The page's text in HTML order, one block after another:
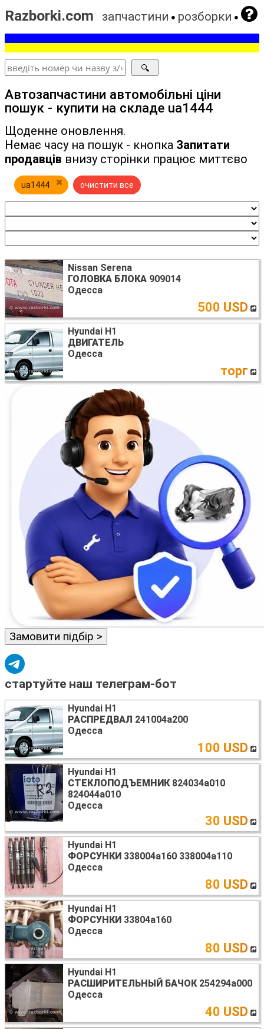
Razborki.com запчастини розборки
Автозапчастини автомобільні ціни
пошук - купити на складе ua1444
Щоденне оновлення.
Немає часу на пошук - кнопка Запитати
продавців внизу сторінки працює миттєво
ua1444 очистити все
Nissan Serena
ГОЛОВКА БЛОКА 909014
Одесса
500 USD
Hyundai H1
ДВИГАТЕЛЬ
Одесса
торг
Замовити підбір >
стартуйте наш телеграм-бот
Hyundai H1
РАСПРЕДВАЛ 241004a200
Одесса
100 USD
Hyundai H1
СТЕКЛОПОДЪЕМНИК824034а010
824044а010
Одесса
30 USD
Hyundai H1
ФОРСУНКИ 338004a160 338004a110
Одесса
80 USD
Hyundai H1
ФОРСУНКИ 33804a160
Одесса
80 USD
Hyundai H1
РАСШИРИТЕЛЬНЫЙ БАЧОК254294а000
Одесса
40 USD